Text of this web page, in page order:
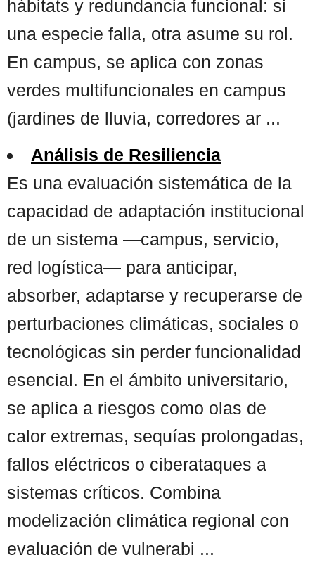
hábitats y redundancia funcional: si
una especie falla, otra asume su rol.
En campus, se aplica con zonas
verdes multifuncionales en campus
(jardines de lluvia, corredores ar ...
Análisis de Resiliencia
Es una evaluación sistemática de la
capacidad de adaptación institucional
de un sistema —campus, servicio,
red logística— para anticipar,
absorber, adaptarse y recuperarse de
perturbaciones climáticas, sociales o
tecnológicas sin perder funcionalidad
esencial. En el ámbito universitario,
se aplica a riesgos como olas de
calor extremas, sequías prolongadas,
fallos eléctricos o ciberataques a
sistemas críticos. Combina
modelización climática regional con
evaluación de vulnerabi ...